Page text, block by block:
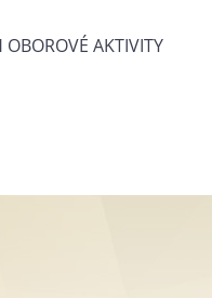
OBOROVÉ AKTIVITY